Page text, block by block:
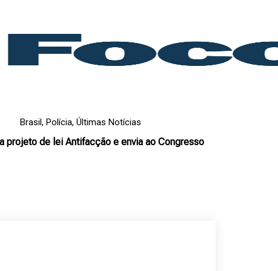
Brasil, Polícia, Últimas Notícias
projeto de lei Antifacção e envia ao Congresso